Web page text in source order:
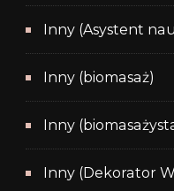
Inny (Asystent
Inny (biomasaż)
Inny
Inny (Dekorator